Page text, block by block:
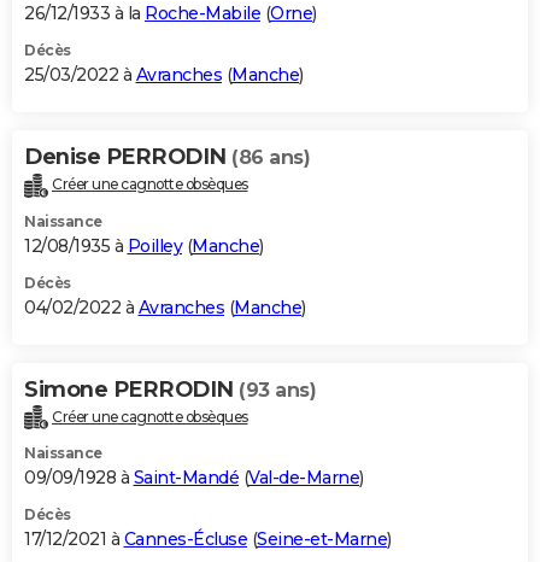
26/12/1933 à la Roche-Mabile (Orne)
Décès
25/03/2022 à Avranches (Manche)
Denise PERRODIN (86 ans)
Créer une cagnotte obsèques
Naissance
12/08/1935 à Poilley(Manche)
Décès
04/02/2022 à Avranches (Manche)
Simone PERRODIN (93 ans)
Créer une cagnotte obsèques
Naissance
09/09/1928 à Saint-Mandé (Val-de-Marne)
Décès
17/12/2021 à Cannes-Écluse (Seine-et-Marne)